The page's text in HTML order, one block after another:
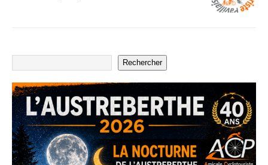
Rechercher